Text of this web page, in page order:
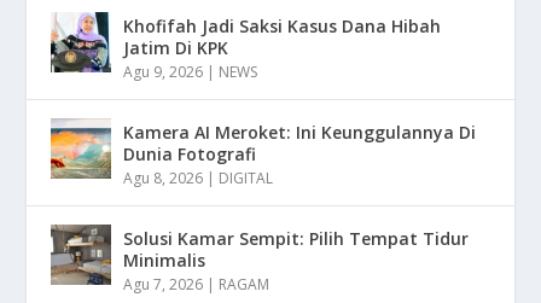
Khofifah Jadi Saksi Kasus Dana Hibah
Jatim Di KPK
Agu 9, 2026 | NEWS
Kamera AI Meroket: Ini Keunggulannya Di
Dunia Fotografi
Agu 8, 2026 | DIGITAL
Solusi Kamar Sempit: Pilih Tempat Tidur
Minimalis
Agu 7, 2026 | RAGAM